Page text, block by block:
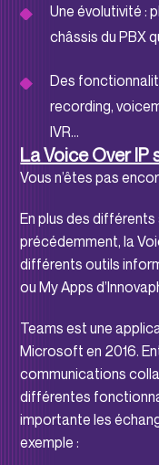
Une évolutivité :
châssis du PBX
Des
recording,
IVR…
La Voice Over IP
Vous n’êtes pas
En plus des
précédemment, la
différents outils
ou My Apps
Teams est une
Microsoft en 2016.
communications
différentes
importante les
exemple :